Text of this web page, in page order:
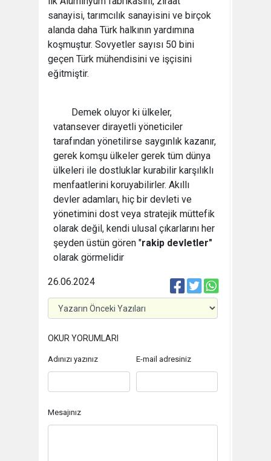
sanayisi, tarımcılık sanayisini ve birçok
alanda daha Türk halkının yardımına
koşmuştur. Sovyetler sayısı 50 bini
geçen Türk mühendisini ve işçisini
eğitmiştir.
Demek oluyor ki ülkeler,
vatansever dirayetli yöneticiler
tarafından yönetilirse saygınlık kazanır,
gerek komşu ülkeler gerek tüm dünya
ülkeleri ile dostluklar kurabilir karşılıklı
menfaatlerini koruyabilirler. Akıllı
devler adamları, hiç bir devleti ve
yönetimini dost veya stratejik müttefik
olarak değil, kendi ulusal çıkarlarını her
şeyden üstün gören "rakip devletler"
olarak görmelidir
26.06.2024
OKUR YORUMLARI
Adınızı yazınız E-mail adresiniz
Mesajınız